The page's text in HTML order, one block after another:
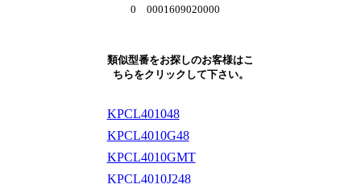
0 0001609020000
類似型番をお探しのお客様はこ
ちらをクリックして下さい。
KPCL401048
KPCL4010G48
KPCL4010GMT
KPCL4010J248